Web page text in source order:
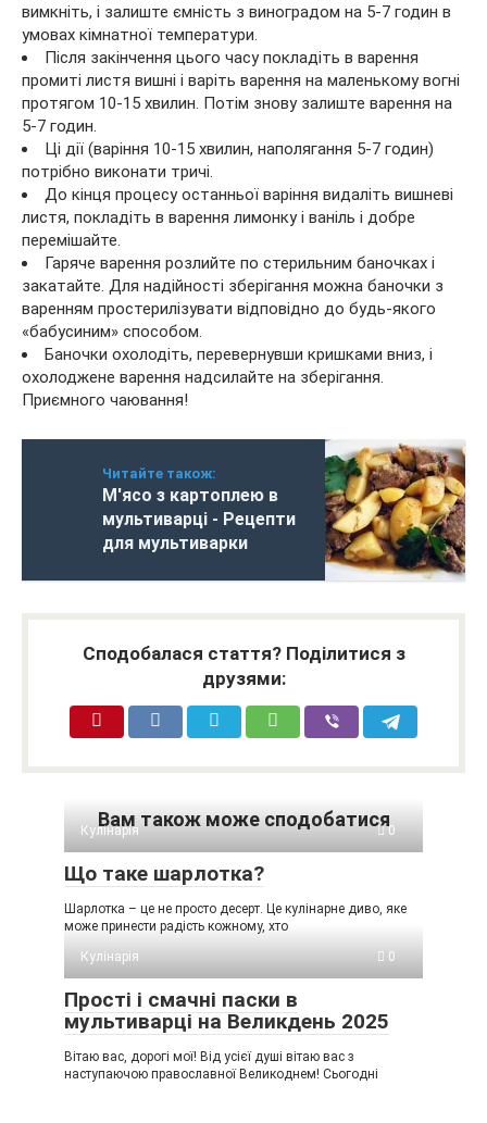
вимкніть, і залиште ємність з виноградом на 5-7 годин в
умовах кімнатної температури.
Після закінчення цього часу покладіть в варення
промиті листя вишні і варіть варення на маленькому вогні
протягом 10-15 хвилин. Потім знову залиште варення на
5-7 годин.
Ці дії (варіння 10-15 хвилин, наполягання 5-7 годин)
потрібно виконати тричі.
До кінця процесу останньої варіння видаліть вишневі
листя, покладіть в варення лимонку і ваніль і добре
перемішайте.
Гаряче варення розлийте по стерильним баночках і
закатайте. Для надійності зберігання можна баночки з
варенням простерилізувати відповідно до будь-якого
«бабусиним» способом.
Баночки охолодіть, перевернувши кришками вниз, і
охолоджене варення надсилайте на зберігання.
Приємного чаювання!
Читайте також:
М'ясо з картоплею в
мультиварці - Рецепти
для мультиварки
Сподобалася стаття? Поділитися з
друзями:
Вам також може сподобатися
Кулінарія 0
Що таке шарлотка?
Шарлотка – це не просто десерт. Це кулінарне диво, яке
може принести радість кожному, хто
Кулінарія
0
Прості і смачні паски в
мультиварці на Великдень 2025
Вітаю вас, дорогі мої! Від усієї душі вітаю вас з
наступаючою православної Великоднем! Сьогодні